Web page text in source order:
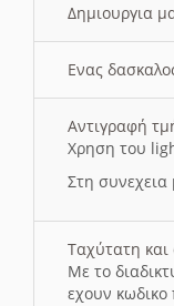
Δημιουργια
Ενας
Αντιγραφή
Χρηση του
Στη
Ταχύτατη
Με το
εχουν